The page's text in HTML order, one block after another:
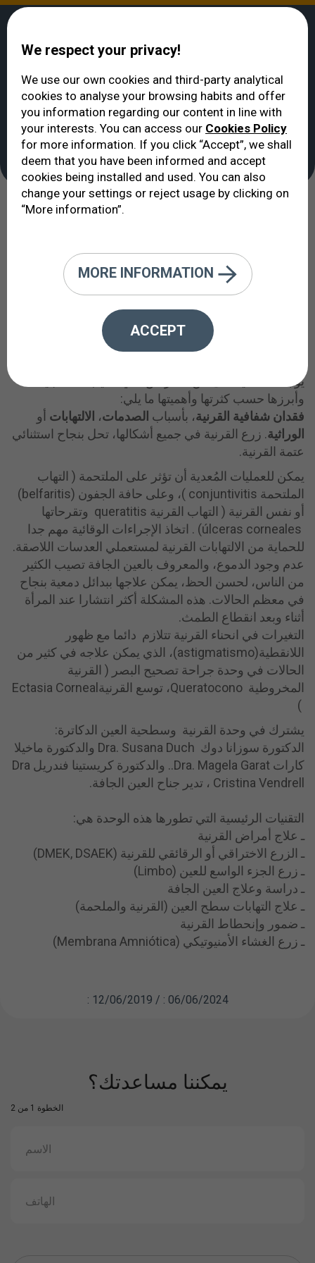
وحدة القرنية وسطحية العين
وحدة القرنية وسطحية
العين
كثير من المرضى المصابين بعمى القرنية
الجراحية الحديثة.
الأولى التي تجد النور عندما يدخل في مقلة عيننا. الملتحمة
تستمر على سطح العين إلى أن تصل إلى جلد الجفون. هذه
البنيات تحمي العيون من الأجسام الخارجية.
يوجد عدد لا يحصى من الأمراض التي تصيب هذه البنيات.
وأبرزها حسب كثرتها وأهميتها ما يلي:
فقدان شفافية القرنية، بأسباب الصدمات، الالتهابات أو
الوراثية. زرع القرنية في جميع أشكالها، تحل بنجاح استثنائي
عتمة القرنية.
يمكن للعمليات المُعدية أن تؤثر على الملتحمة ( التهاب
الملتحمة conjuntivitis )، وعلى حافة الجفون (belfaritis)
أو نفس القرنية ( التهاب القرنية queratitis وتقرحاتها
úlceras corneales) . اتخاذ الإجراءات الوقائية مهم جدا
للحماية من الالتهابات القرنية لمستعملي العدسات اللاصقة.
عدم وجود الدموع، والمعروف بالعين الجافة تصيب الكثير
من الناس، لحسن الحظ، يمكن علاجها ببدائل دمعية بنجاح
في معظم الحالات. هذه المشكلة أكثر انتشارا عند المرأة
أثناء وبعد انقطاع الطمث.
التغيرات في انحناء القرنية تتلازم دائما مع ظهور
اللانقطية(astigmatismo)، الذي يمكن علاجه في كثير من
الحالات في وحدة جراحة تصحيح البصر ( القرنية
المخروطية Queratocono، توسع القرنيةEctasia Corneal
)
يشترك في وحدة القرنية وسطحية العين الدكاترة:
الدكتورة سوزانا دوك Dra. Susana Duch والدكتورة ماخيلا
كارات Dra. Magela Garat.. والدكتورة كريستينا فندريل Dra
Cristina Vendrell ، تدير جناح العين الجافة.
التقنيات الرئيسية التي تطورها هذه الوحدة هي:
ـ علاج أمراض القرنية
ـ الزرع الاختراقي أو الرقائقي للقرنية (DMEK, DSAEK)
ـ زرع الجزء الواسع للعين (Limbo)
ـ دراسة وعلاج العين الجافة
ـ علاج التهابات سطح العين (القرنية والملحمة)
ـ ضمور وإنحطاط القرنية
ـ زرع الغشاء الأمنيوتيكي (Membrana Amniótica)
: 12/06/2019 / : 06/06/2024
يمكننا مساعدتك؟
الخطوة 1 من 2
We respect your privacy!
We use our own cookies and third-party analytical
cookies to analyse your browsing habits and offer
you information regarding our content in line with
your interests. You can access our Cookies Policy
for more information. If you click “Accept”, we shall
deem that you have been informed and accept
cookies being installed and used. You can also
change your settings or reject usage by clicking on
“More information”.
MORE INFORMATION
ACCEPT